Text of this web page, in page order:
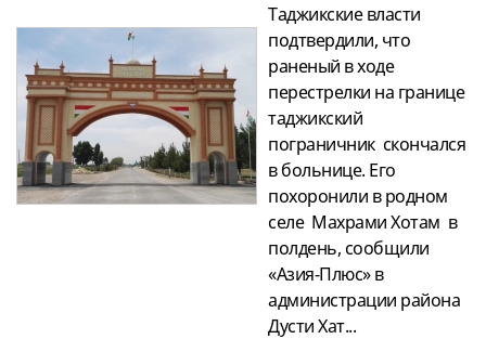
Таджикские власти
подтвердили, что
раненый в ходе
перестрелки на границе
таджикский
пограничник скончался
в больнице. Его
похоронили в родном
селе Махрами Хотам в
полдень, сообщили
«Азия-Плюс» в
администрации района
Дусти Хат...